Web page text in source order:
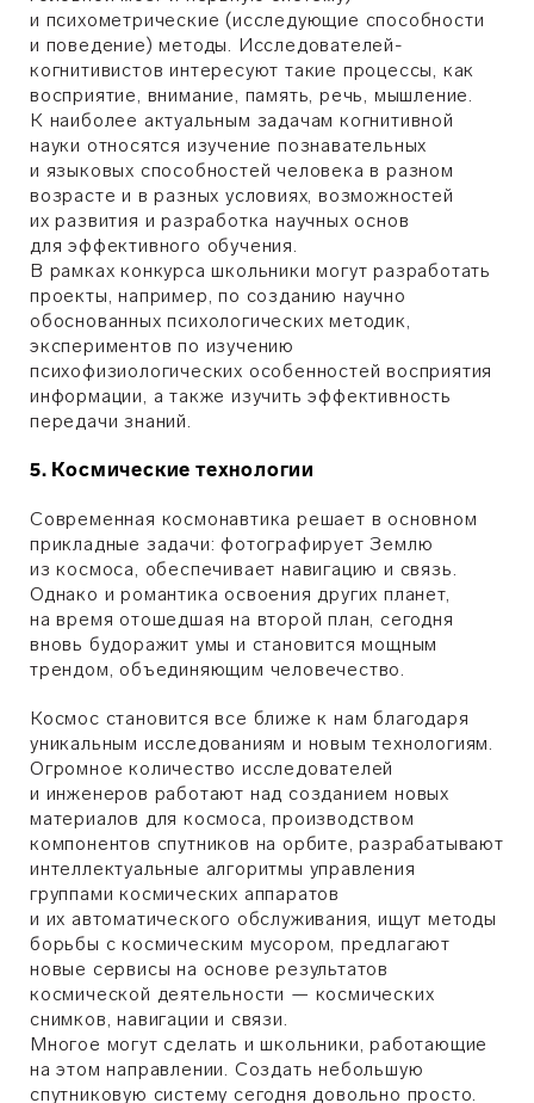
и психометрические (исследующие способности
и поведение) методы. Исследователей-
когнитивистов интересуют такие процессы, как
восприятие, внимание, память, речь, мышление.
К наиболее актуальным задачам когнитивной
науки относятся изучение познавательных
и языковых способностей человека в разном
возрасте и в разных условиях, возможностей
их развития и разработка научных основ
для эффективного обучения.
В рамках конкурса школьники могут разработать
проекты, например, по созданию научно
обоснованных психологических методик,
экспериментов по изучению
психофизиологических особенностей восприятия
информации, а также изучить эффективность
передачи знаний.
5. Космические технологии
Современная космонавтика решает в основном
прикладные задачи: фотографирует Землю
из космоса, обеспечивает навигацию и связь.
Однако и романтика освоения других планет,
на время отошедшая на второй план, сегодня
вновь будоражит умы и становится мощным
трендом, объединяющим человечество.
Космос становится все ближе к нам благодаря
уникальным исследованиям и новым технологиям.
Огромное количество исследователей
и инженеров работают над созданием новых
материалов для космоса, производством
компонентов спутников на орбите, разрабатывают
интеллектуальные алгоритмы управления
группами космических аппаратов
и их автоматического обслуживания, ищут методы
борьбы с космическим мусором, предлагают
новые сервисы на основе результатов
космической деятельности — космических
снимков, навигации и связи.
Многое могут сделать и школьники, работающие
на этом направлении. Создать небольшую
спутниковую систему сегодня довольно просто.